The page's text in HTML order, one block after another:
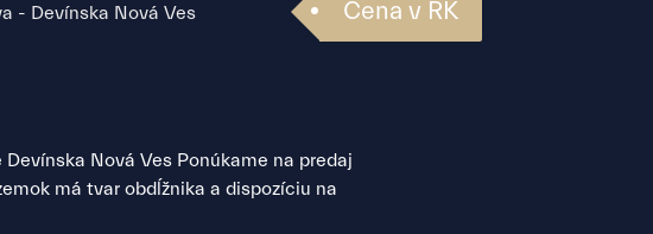
- Devínska Nová Ves Cena v RK
Nová Ves Ponúkame na predaj
má tvar obdĺžnika a dispozíciu na